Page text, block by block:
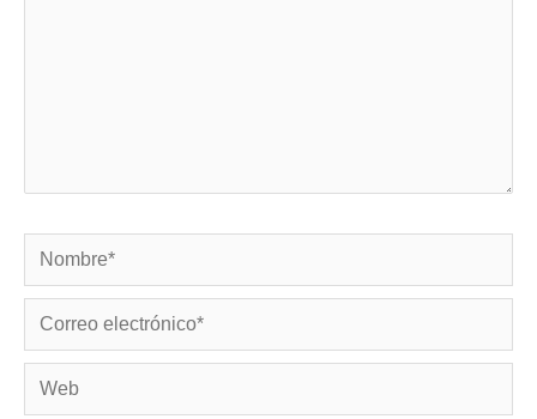
Nombre*
Correo
electrónico*
Web